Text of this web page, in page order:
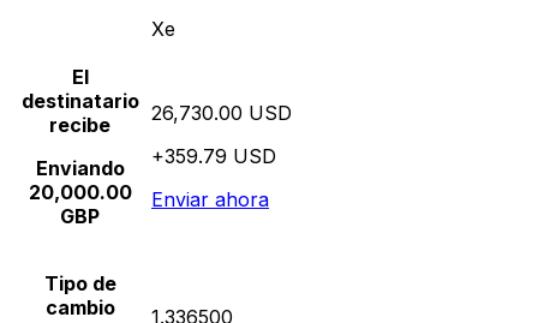
Xe
El
destinatario
recibe
Enviando
20,000.00
GBP
26,730.00 USD
+359.79 USD
Enviar ahora
Tipo de
cambio
1.336500